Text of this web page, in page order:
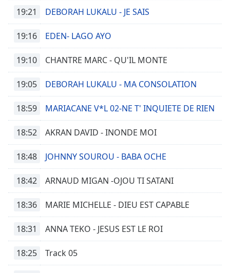
19:21 DEBORAH LUKALU - JE SAIS
19:16 EDEN- LAGO AYO
19:10 CHANTRE MARC - QU'IL MONTE
19:05 DEBORAH LUKALU - MA CONSOLATION
18:59 MARIACANE V*L 02-NE T' INQUIETE DE RIEN
18:52 AKRAN DAVID - INONDE MOI
18:48 JOHNNY SOUROU - BABA OCHE
18:42 ARNAUD MIGAN -OJOU TI SATANI
18:36 MARIE MICHELLE - DIEU EST CAPABLE
18:31 ANNA TEKO - JESUS EST LE ROI
18:25 Track 05